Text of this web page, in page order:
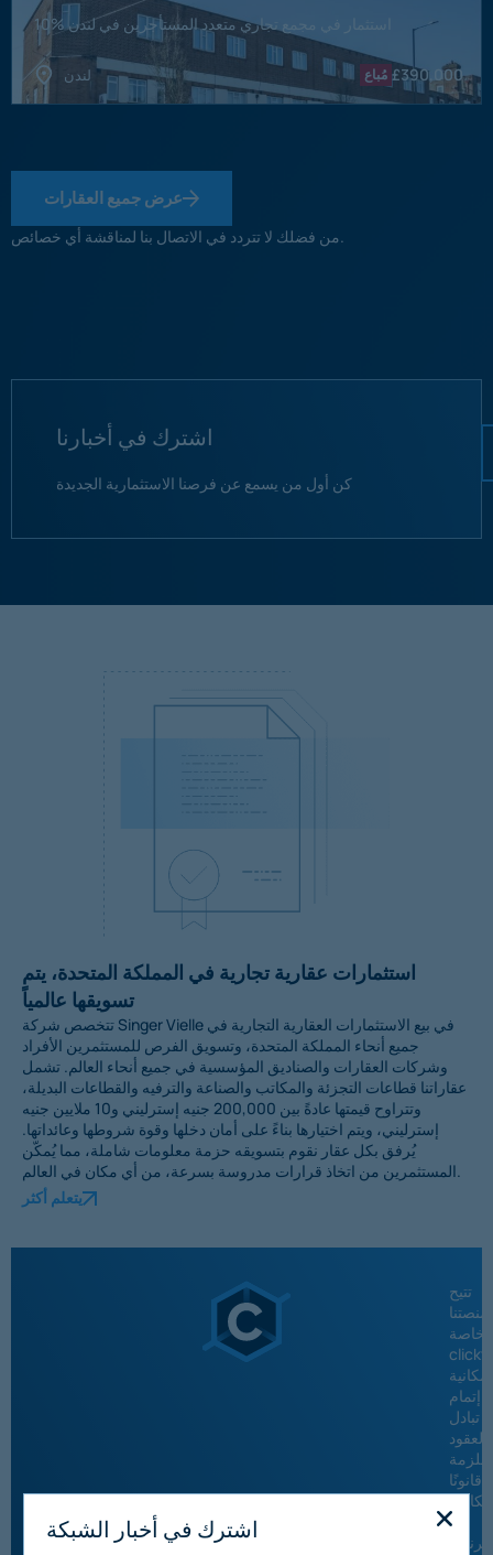
10% استثمار في مجمع تجاري متعدد المستأجرين في لندن
لندن مُباع £390,000
عرض جميع العقارات
من فضلك لا تتردد في الاتصال بنا لمناقشة أي خصائص.
اشترك في أخبارنا
كن أول من يسمع عن فرصنا الاستثمارية الجديدة
استثمارات عقارية تجارية في المملكة المتحدة، يتم
تسويقها عالمياً
تتخصص شركة Singer Vielle في بيع الاستثمارات العقارية التجارية في
جميع أنحاء المملكة المتحدة، وتسويق الفرص للمستثمرين الأفراد
وشركات العقارات والصناديق المؤسسية في جميع أنحاء العالم. تشمل
عقاراتنا قطاعات التجزئة والمكاتب والصناعة والترفيه والقطاعات البديلة،
وتتراوح قيمتها عادةً بين 200,000 جنيه إسترليني و10 ملايين جنيه
إسترليني، ويتم اختيارها بناءً على أمان دخلها وقوة شروطها وعائداتها.
يُرفق بكل عقار نقوم بتسويقه حزمة معلومات شاملة، مما يُمكّن
المستثمرين من اتخاذ قرارات مدروسة بسرعة، من أي مكان في العالم.
يتعلم أكثر
تتيح
منصتنا
الخاصة
إمكانية
إتمام
تبادل
العقود
قانونًا
عبر
اشترك في أخبار الشبكة